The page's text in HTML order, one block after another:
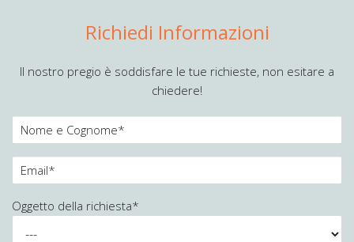
Richiedi Informazioni
Il nostro pregio è soddisfare le tue richieste, non esitare a
chiedere!
Oggetto della richiesta*